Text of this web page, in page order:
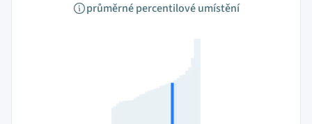
průměrné percentilové umístění